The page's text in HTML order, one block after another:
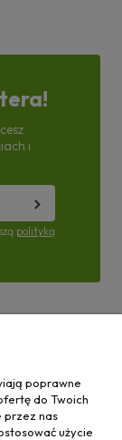
i
polityką
poprawne
do Twoich
przez nas
użycie